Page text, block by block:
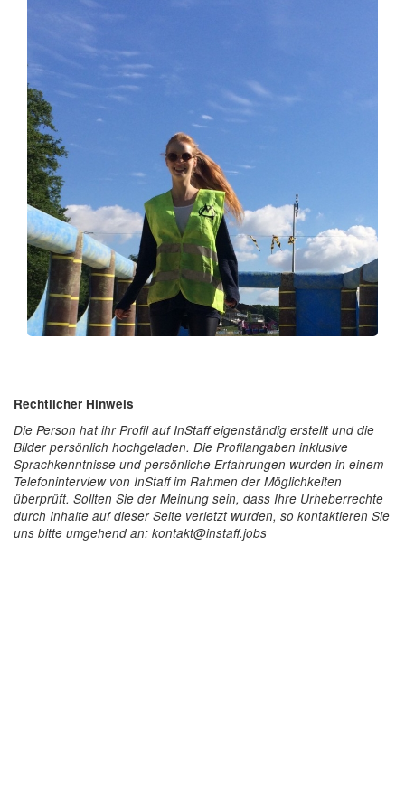
Rechtlicher Hinweis
Die Person hat ihr Profil auf InStaff eigenständig erstellt und die
Bilder persönlich hochgeladen. Die Profilangaben inklusive
Sprachkenntnisse und persönliche Erfahrungen wurden in einem
Telefoninterview von InStaff im Rahmen der Möglichkeiten
überprüft. Sollten Sie der Meinung sein, dass Ihre Urheberrechte
durch Inhalte auf dieser Seite verletzt wurden, so kontaktieren Sie
uns bitte umgehend an: kontakt@instaff.jobs